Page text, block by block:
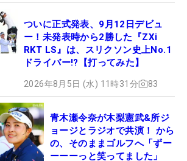
ついに正式発表、9月12日デビュ
ー！未発表時から2勝した『ZXi
RKT LS』は、スリクソン史上No.1
ドライバー!?【打ってみた】
2026年8月5日 (水) 11時31分 83
青木瀬令奈が木梨憲武&所ジ
ョージとラジオで共演！ から
の、そのままゴルフへ「ずー
ーーーっと笑ってました」